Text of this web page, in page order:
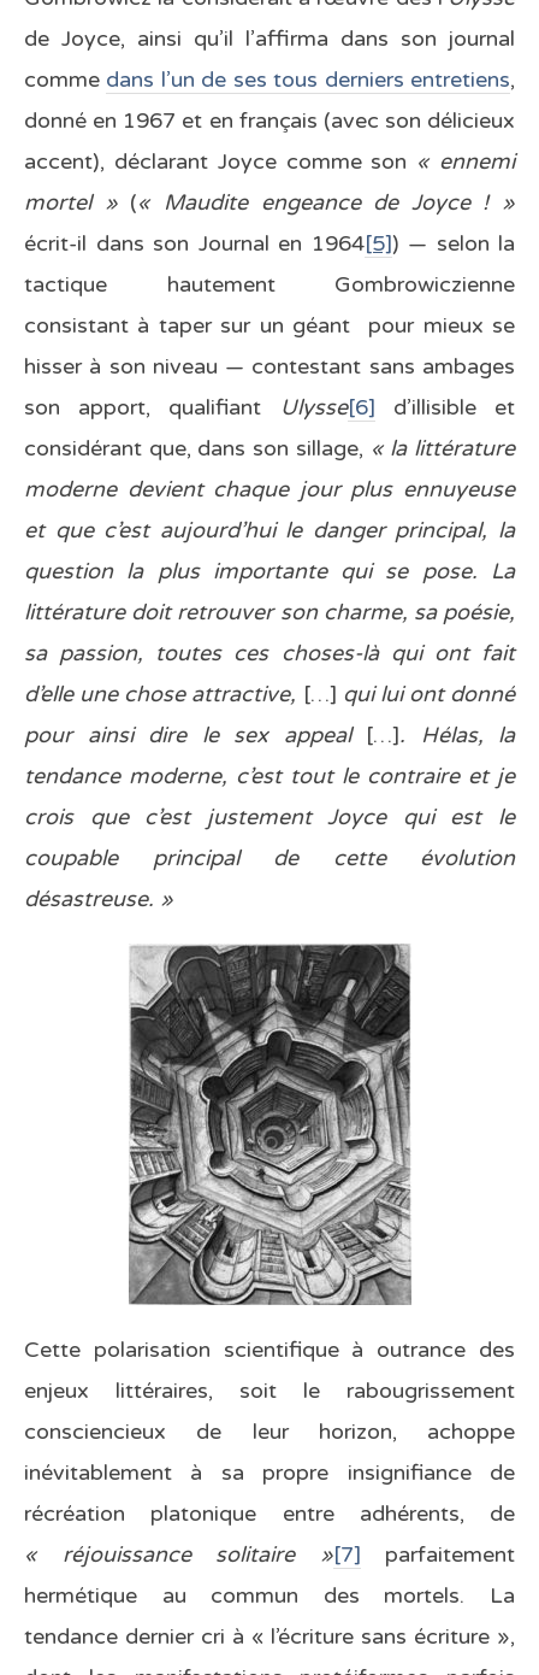
de Joyce, ainsi qu’il l’affirma dans son journal
comme dans l’un de ses tous derniers entretiens,
donné en 1967 et en français (avec son délicieux
accent), déclarant Joyce comme son « ennemi
mortel »(« Maudite engeance de Joyce ! »
écrit-il dans son Journal en 1964[5]) — selon la
tactique hautement Gombrowiczienne
consistant à taper sur un géant pour mieux se
hisser à son niveau — contestant sans ambages
son apport, qualifiant
Ulysse[6] d’illisible et
considérant que, dans son sillage, « la littérature
moderne devient chaque jour plus ennuyeuse
et que c’est aujourd’hui le danger principal, la
question la plus importante qui se pose. La
littérature doit retrouver son charme, sa poésie,
sa passion, toutes ces choses-là qui ont fait
d’elle une chose attractive, […] qui lui ont donné
pour ainsi dire le sex appeal […]. Hélas, la
tendance moderne, c’est tout le contraire et je
crois que c’est justement Joyce qui est le
coupable principal de cette évolution
désastreuse. »
Cette polarisation scientifique à outrance des
enjeux littéraires, soit le rabougrissement
consciencieux de leur horizon, achoppe
inévitablement à sa propre insignifiance de
récréation platonique entre adhérents, de
« réjouissance solitaire »[7] parfaitement
hermétique au commun des mortels. La
tendance dernier cri à « l’écriture sans écriture »,